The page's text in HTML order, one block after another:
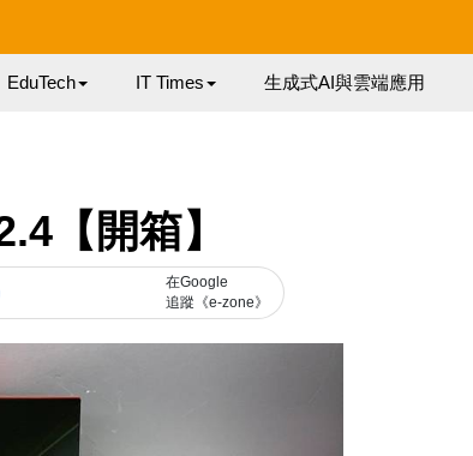
EduTech IT Times 生成式AI與雲端應用
【開箱】
在Google
追蹤《e-zone》